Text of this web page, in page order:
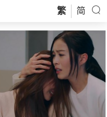
繁 简